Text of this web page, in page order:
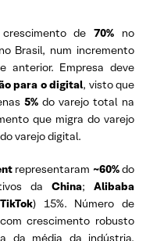
crescimento de70% no
Brasil, num incremento
Empresa deve
para o digital, visto que
5% do varejo total na
que migra do varejo
varejo digital.
representaram ~60%do
da China; Alibaba
TikTok) 15%. Número de
crescimento robusto
da média da indústria.